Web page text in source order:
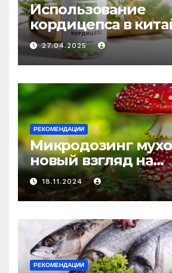
Использование
кордицепса в
медицине:
средство против
и истощения
27.04.2025
РЕКОМЕНДАЦИИ
Микродозинг
новый взгляд на
психоделику
18.11.2024
РЕКОМЕНДАЦИИ